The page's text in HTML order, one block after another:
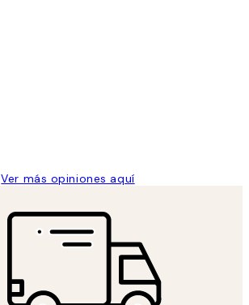
Ver más opiniones aquí